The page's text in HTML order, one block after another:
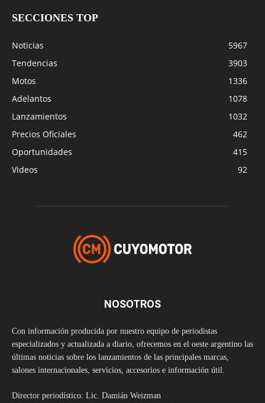
SECCIONES TOP
Noticias
5967
Tendencias
3903
Motos
1336
Adelantos
1078
Lanzamientos
1032
Precios Oficiales
462
Oportunidades
415
Videos
92
NOSOTROS
Con información producida por nuestro equipo de periodistas
especializados y actualizada a diario, ofrecemos en el oeste argentino las
últimas noticias sobre los lanzamientos de las principales marcas,
salones internacionales, servicios, accesorios e información útil.
Director periodístico: Lic. Damián Weizman